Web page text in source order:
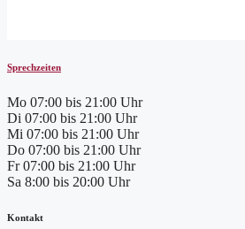
Sprechzeiten
Mo 07:00 bis 21:00 Uhr
Di 07:00 bis 21:00 Uhr
Mi 07:00 bis 21:00 Uhr
Do 07:00 bis 21:00 Uhr
Fr 07:00 bis 21:00 Uhr
Sa 8:00 bis 20:00 Uhr
Kontakt